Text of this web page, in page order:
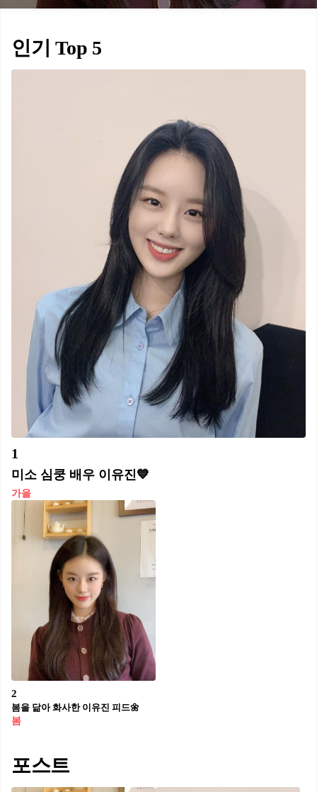
인기 Top 5
1
미소 심쿵 배우 이유진💙
가을
2
봄을 닮아 화사한 이유진 피드🌼
봄
포스트